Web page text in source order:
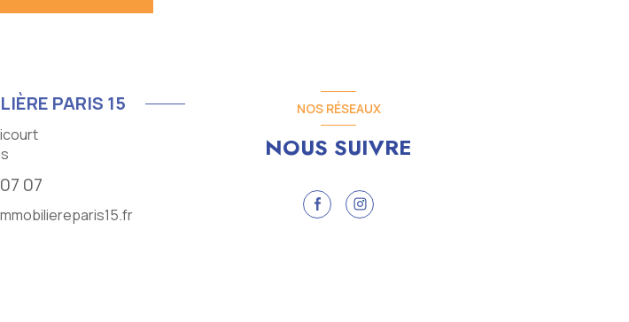
PARIS 15
07
NOS RÉSEAUX
NOUS SUIVRE